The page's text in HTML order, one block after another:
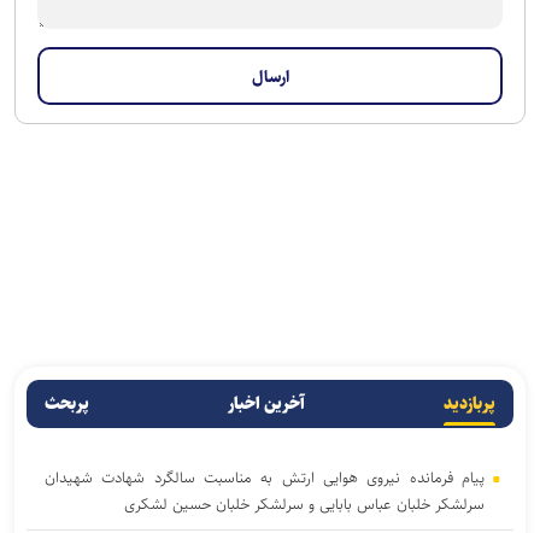
پربازدید آخرین اخبار پربحث
پیام فرمانده نیروی هوایی ارتش به مناسبت سالگرد شهادت شهیدان
سرلشکر خلبان عباس بابایی و سرلشکر خلبان حسین لشکری